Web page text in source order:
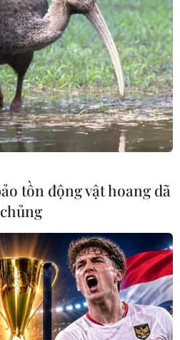
tồn động vật hoang dã